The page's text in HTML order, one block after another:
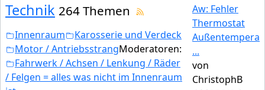
Technik 264 Themen
Innenraum
Karosserie und Verdeck
Motor / Antriebsstrang
Fahrwerk / Achsen / Lenkung / Räder
/ Felgen = alles was nicht im Innenraum
Moderatoren:
Aw: Fehler
Thermostat
Außentempera
...
von
ChristophB